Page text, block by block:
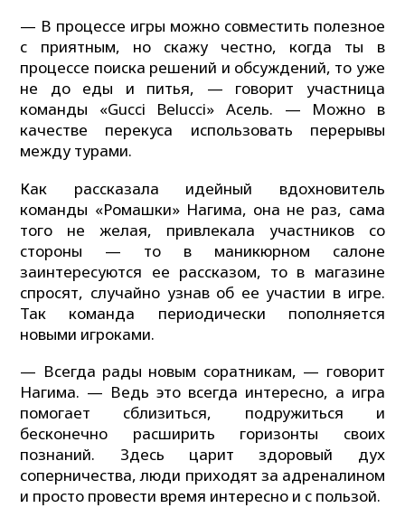
— В процессе игры можно совместить полезное
с приятным, но скажу честно, когда ты в
процессе поиска решений и обсуждений, то уже
не до еды и питья, — говорит участница
команды «Gucci Belucci» Асель. — Можно в
качестве перекуса использовать перерывы
между турами.
Как рассказала идейный вдохновитель
команды «Ромашки» Нагима, она не раз, сама
того не желая, привлекала участников со
стороны — то в маникюрном салоне
заинтересуются ее рассказом, то в магазине
спросят, случайно узнав об ее участии в игре.
Так команда периодически пополняется
новыми игроками.
— Всегда рады новым соратникам, — говорит
Нагима. — Ведь это всегда интересно, а игра
помогает сблизиться, подружиться и
бесконечно расширить горизонты своих
познаний. Здесь царит здоровый дух
соперничества, люди приходят за адреналином
и просто провести время интересно и с пользой.